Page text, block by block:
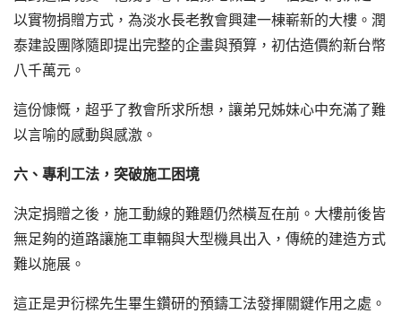
以實物捐贈方式，為淡水長老教會興建一棟嶄新的大樓。潤
泰建設團隊隨即提出完整的企畫與預算，初估造價約新台幣
八千萬元。
這份慷慨，超乎了教會所求所想，讓弟兄姊妹心中充滿了難
以言喻的感動與感激。
六、專利工法，突破施工困境
決定捐贈之後，施工動線的難題仍然橫亙在前。大樓前後皆
無足夠的道路讓施工車輛與大型機具出入，傳統的建造方式
難以施展。
這正是尹衍樑先生畢生鑽研的預鑄工法發揮關鍵作用之處。